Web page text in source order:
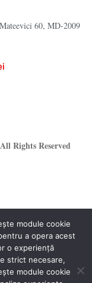
60, MD-2009
Rights Reserved
®
module cookie
a opera acest
o experiență
strict necesare,
module cookie